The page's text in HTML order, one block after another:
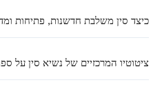
כיצד סין משלבת חדשנות, פתיחות
ציטוטיו המרכזיים של נשיא סין על